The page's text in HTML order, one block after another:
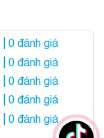
| 0 đánh giá
| 0 đánh giá
| 0 đánh giá
| 0 đánh giá
| 0 đánh giá